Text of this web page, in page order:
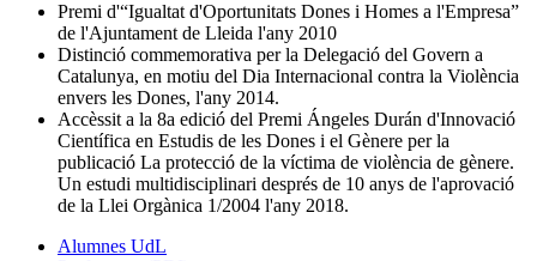
Premi d'“Igualtat d'Oportunitats Dones i Homes a l'Empresa”
de l'Ajuntament de Lleida l'any 2010
Distinció commemorativa per la Delegació del Govern a
Catalunya, en motiu del Dia Internacional contra la Violència
envers les Dones, l'any 2014.
Accèssit a la 8a edició del Premi Ángeles Durán d'Innovació
Científica en Estudis de les Dones i el Gènere per la
publicació La protecció de la víctima de violència de gènere.
Un estudi multidisciplinari després de 10 anys de l'aprovació
de la Llei Orgànica 1/2004 l'any 2018.
Alumnes UdL